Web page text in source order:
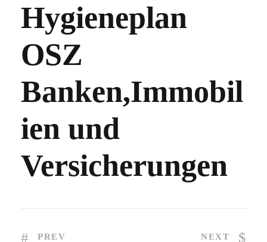
Hygieneplan
OSZ
Banken,Immobil
ien und
Versicherungen
PREV NEXT